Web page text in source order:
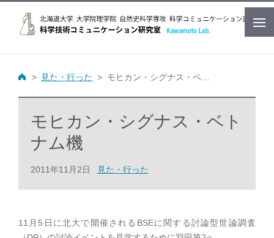
見た・行った モヒカン・シグナス・ベトナム機
モヒカン・シグナス・ベト
ナム機
2011年11月2日 見た・行った
11月5日に北大で開催されるBSEに関する討論型世論調査